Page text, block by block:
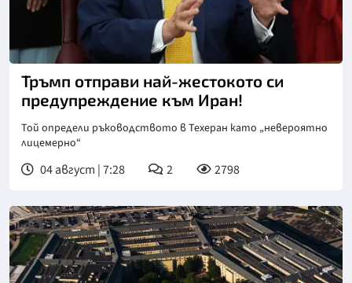
Снимка: БТА
Тръмп отправи най-жестокото си
предупреждение към Иран!
Той определи ръководството в Техеран като „невероятно
лицемерно“
04 август | 7:28 2 2798